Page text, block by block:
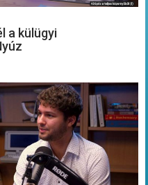
a külügyi